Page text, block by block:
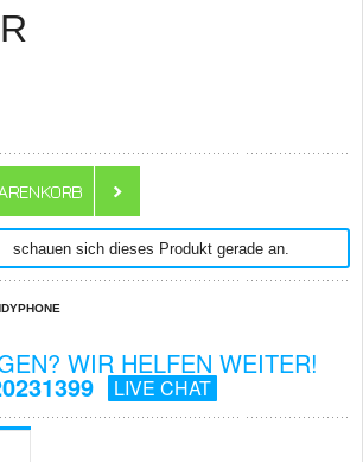
schauen sich dieses Produkt gerade an.
WIR HELFEN WEITER!
LIVE CHAT